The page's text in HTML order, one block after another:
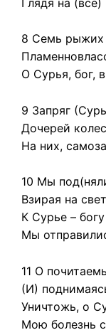
8 Семь рыжих
О Сурья, бог,
9 Запряг
Дочерей
На них,
10 Мы
Взирая на
К Сурье –
Мы
11 О
(И)
Уничтожь, о
Мою болезнь